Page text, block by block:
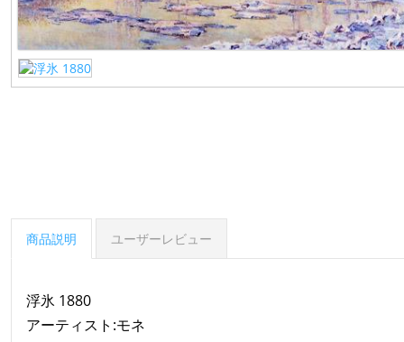
商品説明 ユーザーレビュー
浮氷 1880
アーティスト:モネ